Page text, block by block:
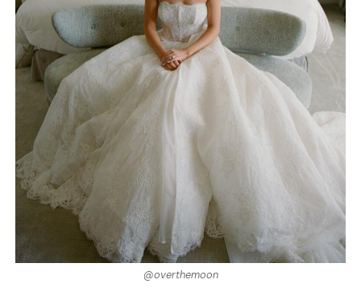
@overthemoon